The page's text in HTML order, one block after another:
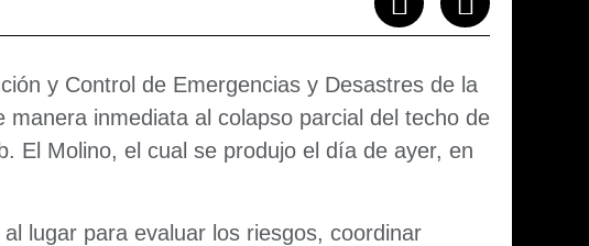
y Control de Emergencias y Desastres de la
manera inmediata al colapso parcial del techo de
El Molino, el cual se produjo el día de ayer, en
lugar para evaluar los riesgos, coordinar